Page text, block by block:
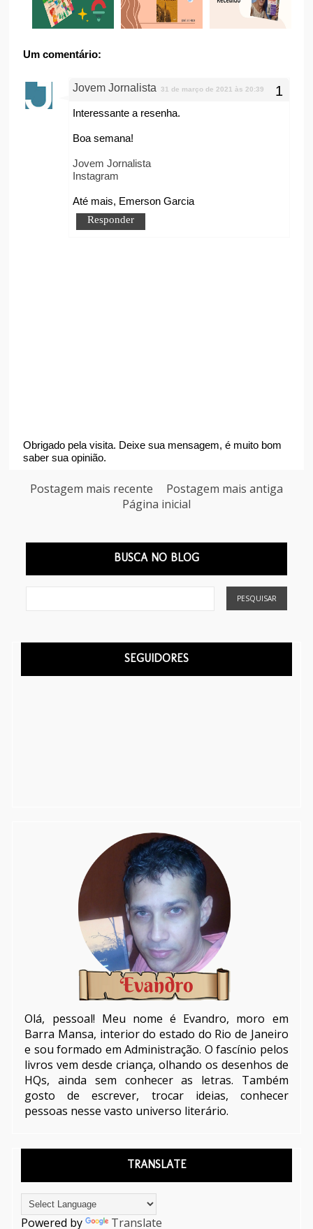
Um comentário:
Jovem Jornalista 31 de março de 2021 às 20:39
Interessante a resenha.
Boa semana!
Jovem Jornalista
Instagram
Até mais, Emerson Garcia
Responder
Obrigado pela visita. Deixe sua mensagem, é muito bom
saber sua opinião.
Postagem mais recente
Postagem mais antiga
Página inicial
BUSCA NO BLOG
SEGUIDORES
Olá, pessoal! Meu nome é Evandro, moro em
Barra Mansa, interior do estado do Rio de Janeiro
e sou formado em Administração. O fascínio pelos
livros vem desde criança, olhando os desenhos de
HQs, ainda sem conhecer as letras. Também
gosto de escrever, trocar ideias, conhecer
pessoas nesse vasto universo literário.
TRANSLATE
Powered by Translate